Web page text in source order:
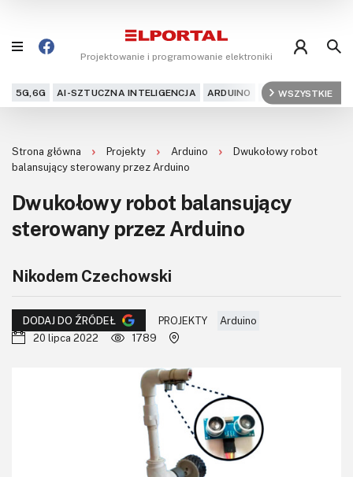
Projektowanie i programowanie elektroniki
5G,6G AI-SZTUCZNA INTELIGENCJA ARDUINO ARM AUDIO
WSZYSTKIE
Projekty
Kursy
DIY+
Czytelnia
Dla Ciebie
Newsletter
Magazyny
Strona główna Projekty Arduino
Dwukołowy robot
balansujący sterowany przez Arduino
Dwukołowy robot balansujący
sterowany przez Arduino
Nikodem Czechowski
DODAJ DO ŹRÓDEŁ PROJEKTY
Arduino
20 lipca 2022
1789